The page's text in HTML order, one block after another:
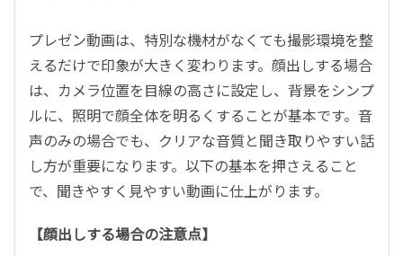
プレゼン動画は、特別な機材がなくても撮影環境を整
えるだけで印象が大きく変わります。顔出しする場合
は、カメラ位置を目線の高さに設定し、背景をシンプ
ルに、照明で顔全体を明るくすることが基本です。音
声のみの場合でも、クリアな音質と聞き取りやすい話
し方が重要になります。以下の基本を押さえること
で、聞きやすく見やすい動画に仕上がります。
【顔出しする場合の注意点】